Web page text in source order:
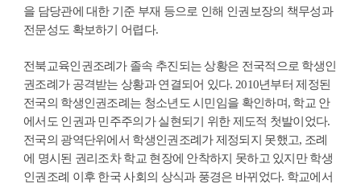
을 담당관에 대한 기준 부재 등으로 인해 인권보장의 책무성과
전문성도 확보하기 어렵다.
전북교육인권조례가 졸속 추진되는 상황은 전국적으로 학생인
권조례가 공격받는 상황과 연결되어 있다. 2010년부터 제정된
전국의 학생인권조례는 청소년도 시민임을 확인하며, 학교 안
에서도 인권과 민주주의가 실현되기 위한 제도적 첫발이었다.
전국의 광역단위에서 학생인권조례가 제정되지 못했고, 조례
에 명시된 권리조차 학교 현장에 안착하지 못하고 있지만 학생
인권조례 이후 한국 사회의 상식과 풍경은 바뀌었다. 학교에서